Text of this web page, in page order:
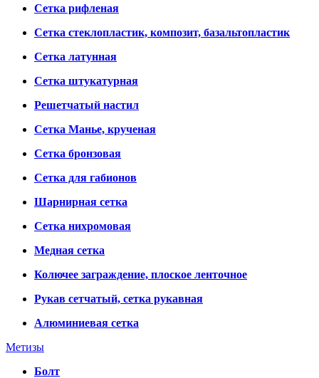
Сетка рифленая
Сетка стеклопластик, композит, базальтопластик
Сетка латунная
Сетка штукатурная
Решетчатый настил
Сетка Манье, крученая
Сетка бронзовая
Сетка для габионов
Шарнирная сетка
Сетка нихромовая
Медная сетка
Колючее заграждение, плоское ленточное
Рукав сетчатый, сетка рукавная
Алюминиевая сетка
Метизы
Болт